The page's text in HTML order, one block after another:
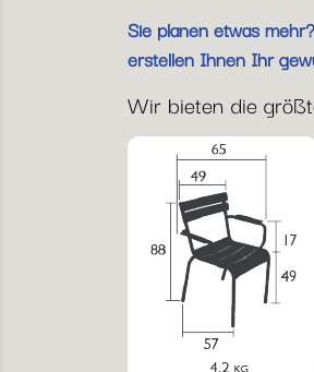
Sie planen etwas
erstellen Ihnen Ihr
Wir bieten die